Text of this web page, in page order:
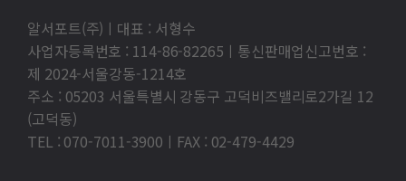
알서포트(주)ㅣ대표 : 서형수
사업자등록번호 : 114-86-82265ㅣ통신판매업신고번호 :
제 2024-서울강동-1214호
주소 : 05203 서울특별시 강동구 고덕비즈밸리로2가길 12
(고덕동)
TEL : 070-7011-3900ㅣFAX : 02-479-4429